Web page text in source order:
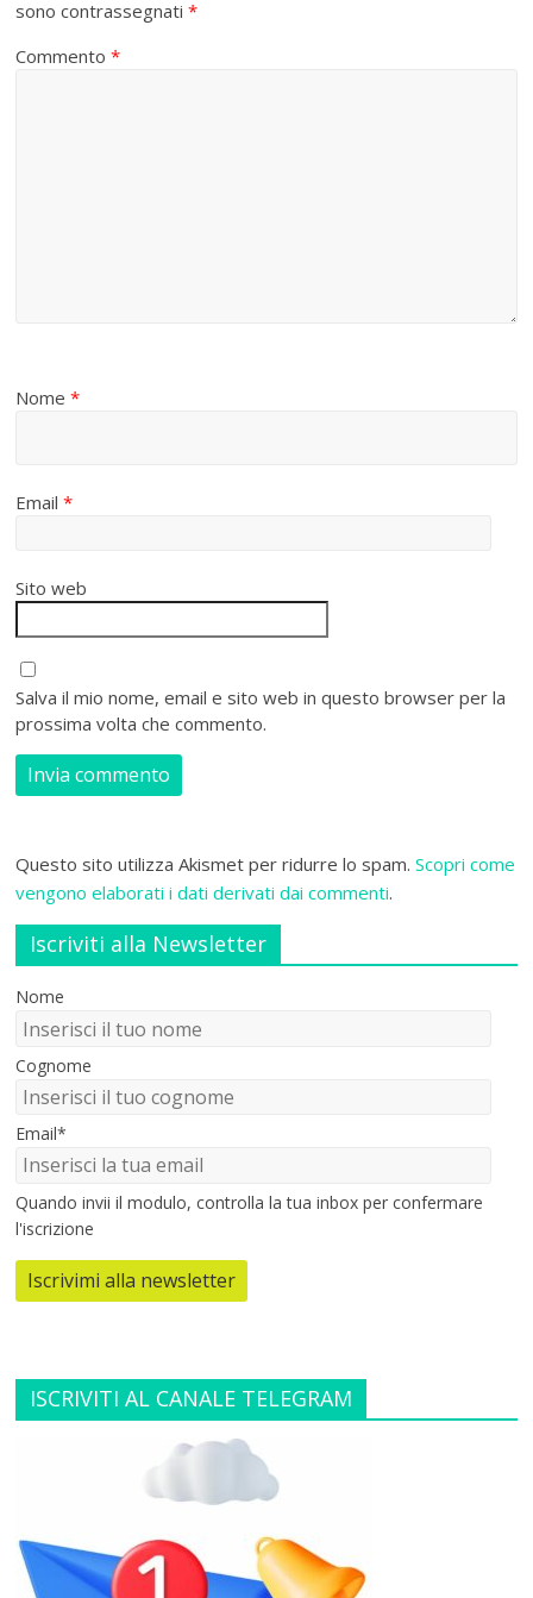
sono contrassegnati*
Commento*
Nome*
Email*
Sito web
Salva il mio nome, email e sito web in questo browser per la
prossima volta che commento.
Questo sito utilizza Akismet per ridurre lo spam.Scopri come
vengono elaborati i dati derivati dai commenti.
Iscriviti alla Newsletter
Nome
Cognome
Email*
Quando invii il modulo, controlla la tua inbox per confermare
l'iscrizione
Iscrivimi alla newsletter
ISCRIVITI AL CANALE TELEGRAM